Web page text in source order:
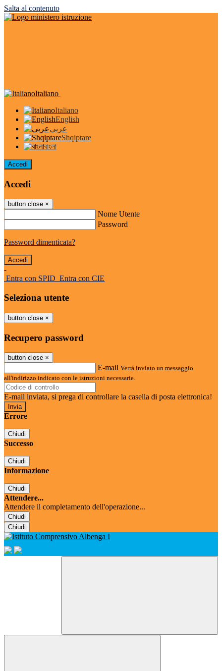
Salta al contenuto
Italiano
Italiano
English
عربى
Shqiptare
বাংলা
Accedi
Accedi
button close ×
Nome Utente
Password
Password dimenticata?
-
Entra con SPID Entra con CIE
Seleziona utente
button close ×
Recupero password
button close ×
E-mail Verrà inviato un messaggio
all'indirizzo indicato con le istruzioni necessarie.
E-mail inviata, si prega di controllare la casella di posta elettronica!
Errore
Chiudi
Successo
Chiudi
Informazione
Chiudi
Attendere...
Attendere il completamento dell'operazione...
Chiudi
Chiudi